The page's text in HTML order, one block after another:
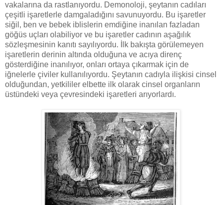
vakalarına da rastlanıyordu. Demonoloji, şeytanın cadıları
çeşitli işaretlerle damgaladığını savunuyordu. Bu işaretler
siğil, ben ve bebek iblislerin emdiğine inanılan fazladan
göğüs uçları olabiliyor ve bu işaretler cadının aşağılık
sözleşmesinin kanıtı sayılıyordu. İlk bakışta görülemeyen
işaretlerin derinin altında olduğuna ve acıya direnç
gösterdiğine inanılıyor, onları ortaya çıkarmak için de
iğnelerle çiviler kullanılıyordu. Şeytanın cadıyla ilişkisi cinsel
olduğundan, yetkililer elbette ilk olarak cinsel organların
üstündeki veya çevresindeki işaretleri arıyorlardı.